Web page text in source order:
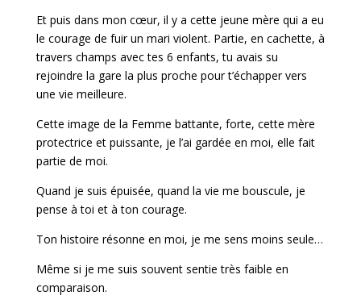
Et puis dans mon cœur, il y a cette jeune mère qui a eu
le courage de fuir un mari violent. Partie, en cachette, à
travers champs avec tes 6 enfants, tu avais su
rejoindre la gare la plus proche pour t’échapper vers
une vie meilleure.
Cette image de la Femme battante, forte, cette mère
protectrice et puissante, je l’ai gardée en moi, elle fait
partie de moi.
Quand je suis épuisée, quand la vie me bouscule, je
pense à toi et à ton courage.
Ton histoire résonne en moi, je me sens moins seule…
Même si je me suis souvent sentie très faible en
comparaison.